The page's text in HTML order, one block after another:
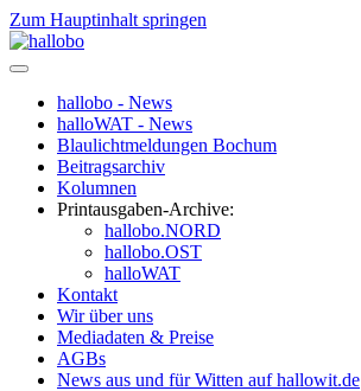
Zum Hauptinhalt springen
hallobo - News
halloWAT - News
Blaulichtmeldungen Bochum
Beitragsarchiv
Kolumnen
Printausgaben-Archive:
hallobo.NORD
hallobo.OST
halloWAT
Kontakt
Wir über uns
Mediadaten & Preise
AGBs
News aus und für Witten auf hallowit.de